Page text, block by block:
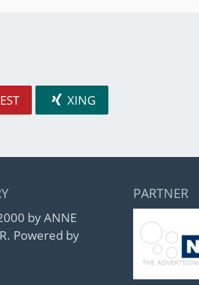
XING
by ANNE
Powered by
PARTNER